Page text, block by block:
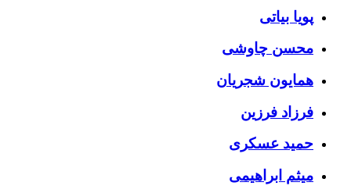
پویا بیاتی
محسن چاوشی
همایون شجریان
فرزاد فرزین
حمید عسکری
میثم ابراهیمی